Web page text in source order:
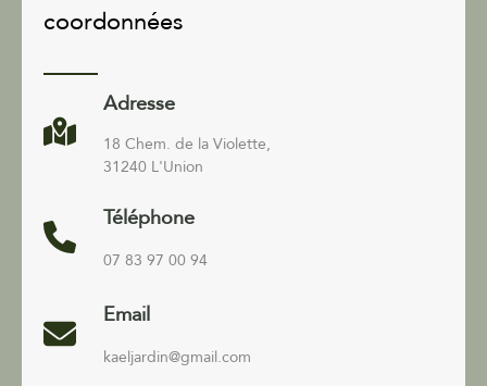
coordonnées
Adresse
18 Chem. de la Violette,
31240 L'Union
Téléphone
07 83 97 00 94
Email
kaeljardin@gmail.com